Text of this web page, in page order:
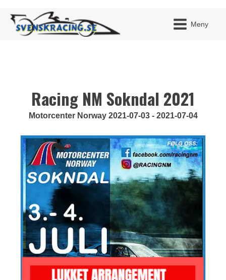
Meny
Racing NM Sokndal 2021
Motorcenter Norway 2021-07-03 - 2021-07-04